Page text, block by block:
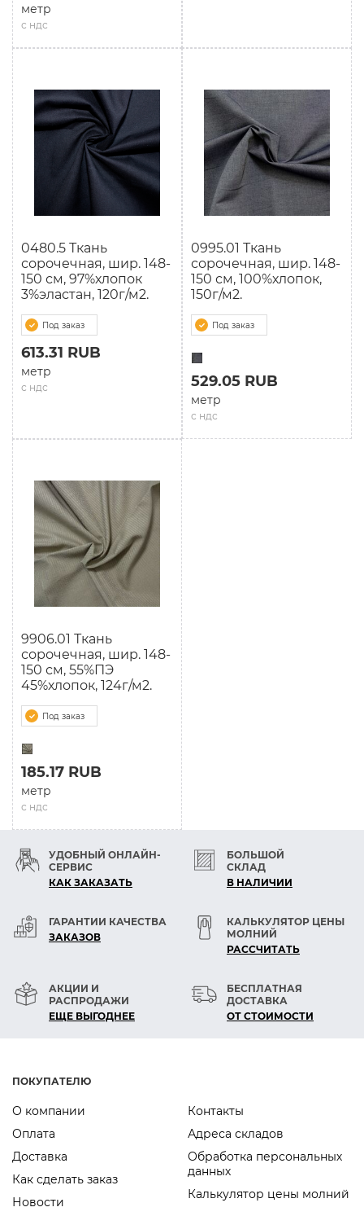
с ндс
метр
0480.5 Ткань
сорочечная, шир. 148-
150 см, 97%хлопок
3%эластан, 120г/м2.
Под заказ
с ндс
613.31 RUB
метр
0995.01 Ткань
сорочечная, шир. 148-
150 см, 100%хлопок,
150г/м2.
Под заказ
с ндс
529.05 RUB
метр
9906.01 Ткань
сорочечная, шир. 148-
150 см, 55%ПЭ
45%хлопок, 124г/м2.
Под заказ
с ндс
185.17 RUB
метр
УДОБНЫЙ ОНЛАЙН-
СЕРВИС
КАК ЗАКАЗАТЬ
БОЛЬШОЙ
СКЛАД
В НАЛИЧИИ
ГАРАНТИИ КАЧЕСТВА
ЗАКАЗОВ
КАЛЬКУЛЯТОР ЦЕНЫ
МОЛНИЙ
РАСCЧИТАТЬ
АКЦИИ И
РАСПРОДАЖИ
ЕЩЕ ВЫГОДНЕЕ
БЕСПЛАТНАЯ
ДОСТАВКА
ОТ СТОИМОСТИ
ПОКУПАТЕЛЮ
О компании
Оплата
Доставка
Как сделать заказ
Новости
Контакты
Адреса складов
Обработка персональных
данных
Калькулятор цены молний